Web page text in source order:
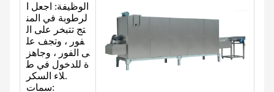
الوظيفة: اجعل ا
لرطوبة في المن
تج تتبخر على ال
فور ، وتجف عل
ى الفور ، وجاهز
ة للدخول في ط
لاء السكر.
سمات: